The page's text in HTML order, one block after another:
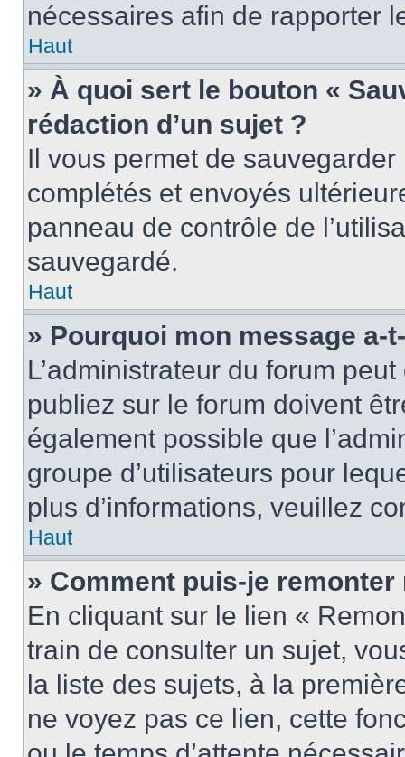
nécessaires afin de rapporter
Haut
» À quoi sert le bouton «
rédaction d’un sujet ?
Il vous permet de
complétés et envoyés
panneau de contrôle de
sauvegardé.
Haut
» Pourquoi mon message a-
L’administrateur du forum
publiez sur le forum doivent
également possible que
groupe d’utilisateurs pour
plus d’informations, veuillez
Haut
» Comment puis-je
En cliquant sur le lien «
train de consulter un sujet,
la liste des sujets, à la
ne voyez pas ce lien, cette